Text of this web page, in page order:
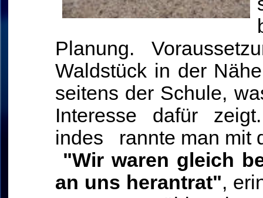
Planung.
Waldstück in der
seitens der Schule,
Interesse dafür
indes rannte man mit
"Wir waren gleich
an uns herantrat",